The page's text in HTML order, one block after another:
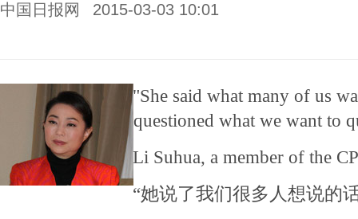
中国日报网 2015-03-03 10:01
"She said what many of us
questioned what we want to
Li Suhua, a member of the
“她说了我们很多人想说的